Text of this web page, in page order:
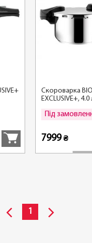
Скороварка BIO
EXCLUSIVE+, 4.0
Під
7999₴
1